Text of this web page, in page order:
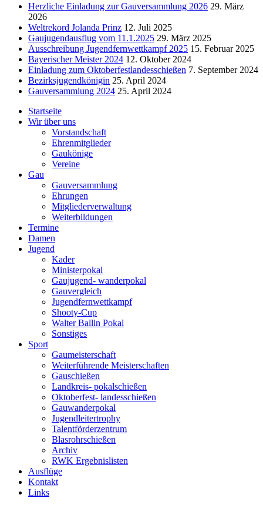
Herzliche Einladung zur Gauversammlung 2026 29. März
2026
Weltrekord Jolanda Prinz 12. Juli 2025
Gaujugendausflug vom 11.1.2025 29. März 2025
Ausschreibung Jugendfernwettkampf 2025 15. Februar 2025
Bayerischer Meister 2024 12. Oktober 2024
Einladung zum Oktoberfestlandesschießen 7. September 2024
Bezirksjugendkönigin 25. April 2024
Gauversammlung 2024 25. April 2024
Startseite
Wir über uns
Vorstandschaft
Ehrenmitglieder
Gaukönige
Vereine
Gau
Gauversammlung
Ehrungen
Mitgliederverwaltung
Weiterbildungen
Termine
Damen
Jugend
Kader
Ministerpokal
Gaujugend- wanderpokal
Gauvergleich
Jugendfernwettkampf
Shooty-Cup
Walter Ballin Pokal
Sonstiges
Sport
Gaumeisterschaft
Weiterführende Meisterschaften
Gauschießen
Landkreis- pokalschießen
Oktoberfest- landesschießen
Gauwanderpokal
Jugendleitertrophy
Talentförderzentrum
Blasrohrschießen
Archiv
RWK Ergebnislisten
Ausflüge
Kontakt
Links